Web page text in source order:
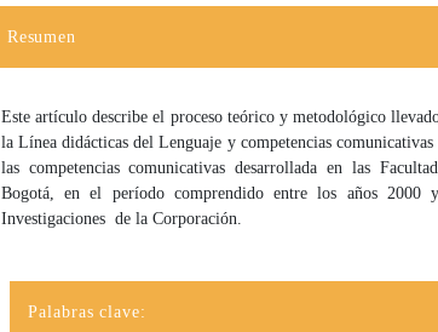
Resumen
Este artículo describe el proceso teórico y metodológico
la Línea didácticas del Lenguaje y competencias
las competencias comunicativas desarrollada en las
Bogotá, en el período comprendido entre los años
Investigaciones de la Corporación.
Palabras clave: